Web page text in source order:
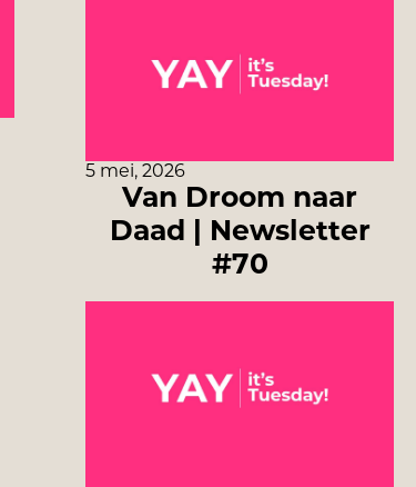
5 mei, 2026
Van Droom naar
Daad | Newsletter
#70